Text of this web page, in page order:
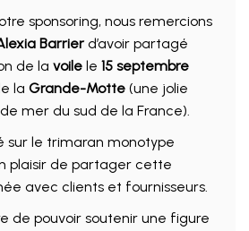
sponsoring, nous remercions
Barrier d’avoir partagé
de la voile le 15 septembre
la Grande-Motte (une jolie
mer du sud de la France).
sur le trimaran monotype
plaisir de partager cette
avec clients et fournisseurs.
de pouvoir soutenir une figure